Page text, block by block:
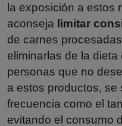
la exposición a estos
aconseja limitar
de carnes
eliminarlas de la
personas que no
a estos productos, se
frecuencia como el
evitando el consumo